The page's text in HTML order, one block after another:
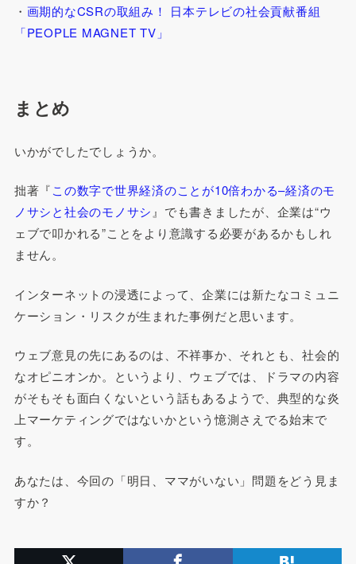
・ 画期的なCSRの取組み！ 日本テレビの社会貢献番組
「PEOPLE MAGNET TV」
まとめ
いかがでしたでしょうか。
拙著『この数字で世界経済のことが10倍わかる–経済のモ
ノサシと社会のモノサシ』でも書きましたが、企業は“ウ
ェブで叩かれる”ことをより意識する必要があるかもしれ
ません。
インターネットの浸透によって、企業には新たなコミュニ
ケーション・リスクが生まれた事例だと思います。
ウェブ意見の先にあるのは、不祥事か、それとも、社会的
なオピニオンか。というより、ウェブでは、ドラマの内容
がそもそも面白くないという話もあるようで、典型的な炎
上マーケティングではないかという憶測さえでる始末で
す。
あなたは、今回の「明日、ママがいない」問題をどう見ま
すか？